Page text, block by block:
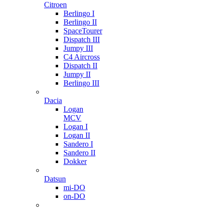
Citroen
Berlingo I
Berlingo II
SpaceTourer
Dispatch III
Jumpy III
C4 Aircross
Dispatch II
Jumpy II
Berlingo III
Dacia
Logan
MCV
Logan I
Logan II
Sandero I
Sandero II
Dokker
Datsun
mi-DO
on-DO